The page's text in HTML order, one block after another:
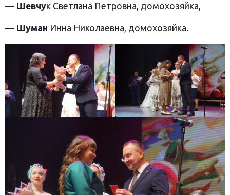
— Шевчук Светлана Петровна, домохозяйка,
— Шуман Инна Николаевна, домохозяйка.